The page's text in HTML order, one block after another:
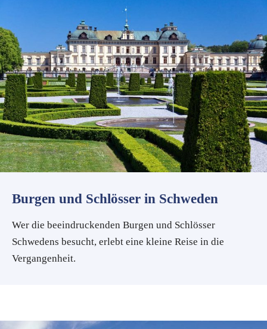
Burgen und Schlösser in Schweden
Wer die beeindruckenden Burgen und Schlösser
Schwedens besucht, erlebt eine kleine Reise in die
Vergangenheit.